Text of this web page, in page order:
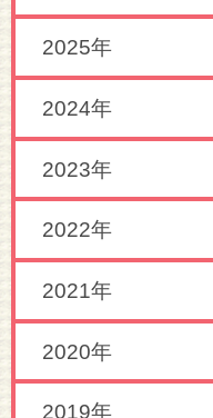
2025年
2024年
2023年
2022年
2021年
2020年
2019年